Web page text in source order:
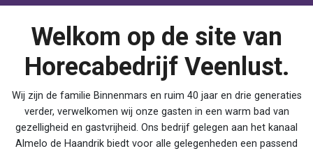
Welkom op de site van
Horecabedrijf Veenlust.
Wij zijn de familie Binnenmars en ruim 40 jaar en drie generaties
verder, verwelkomen wij onze gasten in een warm bad van
gezelligheid en gastvrijheid. Ons bedrijf gelegen aan het kanaal
Almelo de Haandrik biedt voor alle gelegenheden een passend